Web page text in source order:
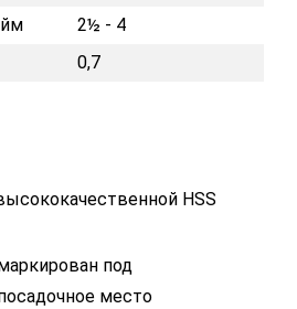
2½ - 4
0,7
HSS
под
место